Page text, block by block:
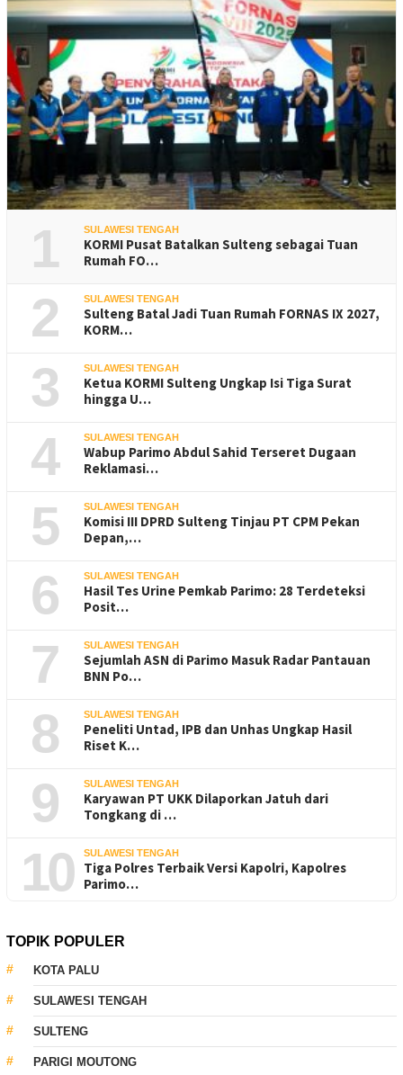
1 SULAWESI TENGAH
KORMI Pusat Batalkan Sulteng sebagai Tuan
Rumah FO…
2 SULAWESI TENGAH
Sulteng Batal Jadi Tuan Rumah FORNAS IX 2027,
KORM…
3 SULAWESI TENGAH
Ketua KORMI Sulteng Ungkap Isi Tiga Surat
hingga U…
4 SULAWESI TENGAH
Wabup Parimo Abdul Sahid Terseret Dugaan
Reklamasi…
5 SULAWESI TENGAH
Komisi III DPRD Sulteng Tinjau PT CPM Pekan
Depan,…
6 SULAWESI TENGAH
Hasil Tes Urine Pemkab Parimo: 28 Terdeteksi
Posit…
7 SULAWESI TENGAH
Sejumlah ASN di Parimo Masuk Radar Pantauan
BNN Po…
8 SULAWESI TENGAH
Peneliti Untad, IPB dan Unhas Ungkap Hasil
Riset K…
9 SULAWESI TENGAH
Karyawan PT UKK Dilaporkan Jatuh dari
Tongkang di …
10 SULAWESI TENGAH
Tiga Polres Terbaik Versi Kapolri, Kapolres
Parimo…
TOPIK POPULER
KOTA PALU
SULAWESI TENGAH
SULTENG
PARIGI MOUTONG